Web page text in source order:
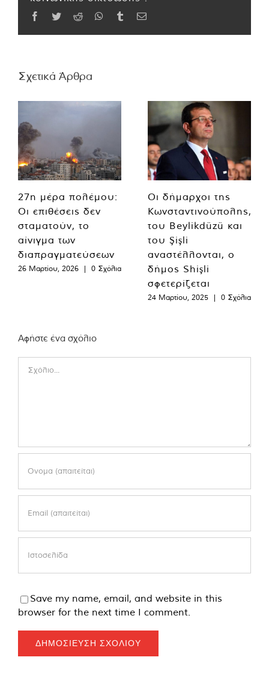
Facebook
TwitterReddit WhatsApp
TumblrEmail
Σχετικά Άρθρα
27η μέρα πολέμου:
Οι επιθέσεις δεν
σταματούν, το
αίνιγμα των
διαπραγματεύσεων
26 Μαρτίου, 2026 | 0 Σχόλια
Οι δήμαρχοι της
Κωνσταντινούπολης,
του Beylikdüzü και
του Şişli
αναστέλλονται, ο
δήμος Shişli
σφετερίζεται
24 Μαρτίου, 2025 | 0 Σχόλια
Αφήστε ένα σχόλιο
Save my name, email, and website in this
browser for the next time I comment.